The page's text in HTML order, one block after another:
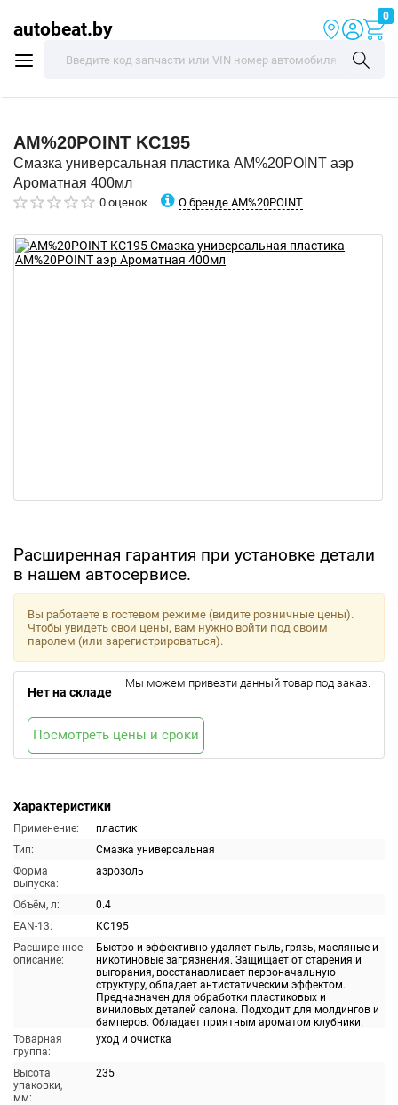
autobeat.by
0
AM%20POINT KC195
Смазка универсальная пластика AM%20POINT аэр
Ароматная 400мл
0 оценок О бренде AM%20POINT
Расширенная гарантия при установке детали
в нашем автосервисе.
Характеристики
Применение:
пластик
Тип:
Смазка универсальная
Форма
выпуска:
аэрозоль
Объём, л:
0.4
EAN-13:
KC195
Расширенное
описание:
Быстро и эффективно удаляет пыль, грязь, масляные и
никотиновые загрязнения. Защищает от старения и
выгорания, восстанавливает первоначальную
структуру, обладает антистатическим эффектом.
Предназначен для обработки пластиковых и
виниловых деталей салона. Подходит для молдингов и
бамперов. Обладает приятным ароматом клубники.
Товарная
группа:
уход и очистка
Высота
упаковки,
мм:
235
Вы работаете в гостевом режиме (видите розничные цены).
Чтобы увидеть свои цены, вам нужно войти под своим
паролем (или зарегистрироваться).
Нет на складе
Мы можем привезти данный товар под заказ.
Посмотреть цены и сроки